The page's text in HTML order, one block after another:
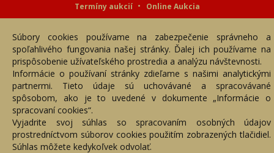
Termíny aukcií
Online Aukcia
Akékoľvek používanie obrazových a textových súčastí tejto stránky je
podmienené výslovným súhlasom jej vlastníka. Všetky práva sú
vyhradené.
Súbory cookies používame na zabezpečenie správneho a
spoľahlivého fungovania našej stránky. Ďalej ich používame na
prispôsobenie užívateľského prostredia a analýzu návštevnosti.
Informácie o používaní stránky zdieľame s našimi analytickými
partnermi. Tieto údaje sú uchovávané a spracovávané
spôsobom, ako je to uvedené v dokumente „Informácie o
spracovaní cookies“.
Vyjadrite svoj súhlas so spracovaním osobných údajov
prostredníctvom súborov cookies použitím zobrazených tlačidiel.
Súhlas môžete kedykoľvek odvolať.